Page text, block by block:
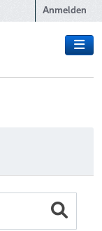
Anmelden